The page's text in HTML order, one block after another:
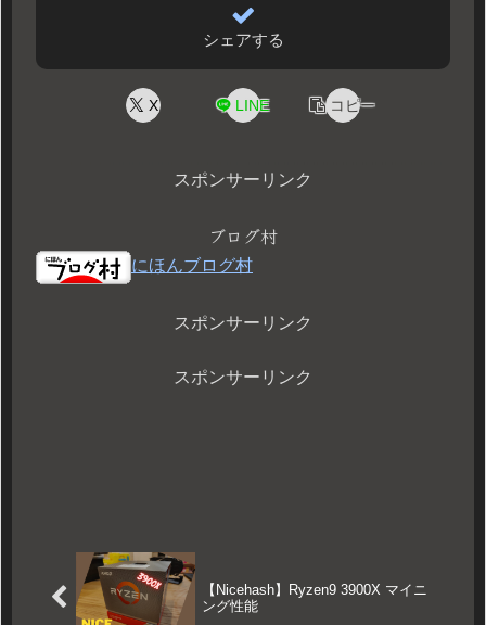
シェアする
X LINE コピー
スポンサーリンク
ブログ村
にほんブログ村
スポンサーリンク
スポンサーリンク
【Nicehash】Ryzen9 3900X マイニ
ング性能